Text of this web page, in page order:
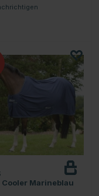
Cooler Marineblau